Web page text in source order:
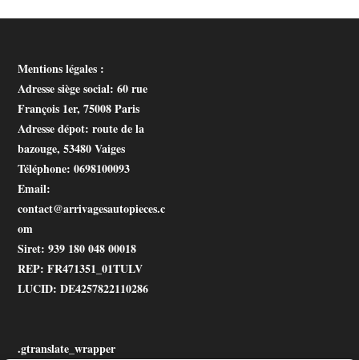
Mentions légales :
Adresse siège social: 60 rue
François 1er, 75008 Paris
Adresse dépot: route de la
bazouge, 53480 Vaiges
Téléphone: 0698100093
Email:
contact@arrivagesautopieces.c
om
Siret: 939 180 048 00018
REP: FR471351_01TULV
LUCID: DE4257822110286
.gtranslate_wrapper